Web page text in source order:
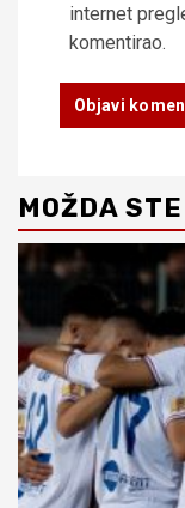
internet
komentirao.
MOŽDA